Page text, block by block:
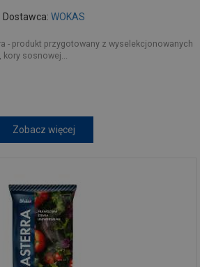
Dostawca: WOKAS
- produkt przygotowany z wyselekcjonowanych
sosnowej...
Zobacz więcej